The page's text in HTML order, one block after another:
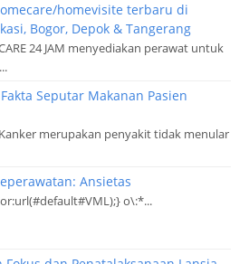
homevisite terbaru di
Bogor, Depok & Tangerang
24 JAM menyediakan perawat untuk
Seputar Makanan Pasien
merupakan penyakit tidak menular
Ansietas
o\:*...